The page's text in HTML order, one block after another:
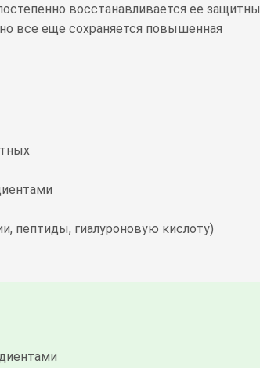
восстанавливается ее
все еще сохраняется повышенная
пептиды, гиалуроновую кислоту)